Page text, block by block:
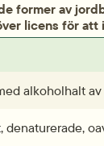
former av
licens för att
alkoholhalt
denaturerade,